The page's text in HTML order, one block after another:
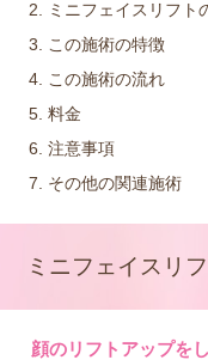
ミニフェイスリフト
この施術の特徴
この施術の流れ
料金
注意事項
その他の関連施術
ミニフェイスリ
顔のリフトアップを